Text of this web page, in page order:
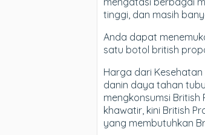
tinggi, dan masih
Anda dapat
satu botol british
Harga dari
danin daya tahan
mengkonsumsi
khawatir, kini British
yang membutuhkan